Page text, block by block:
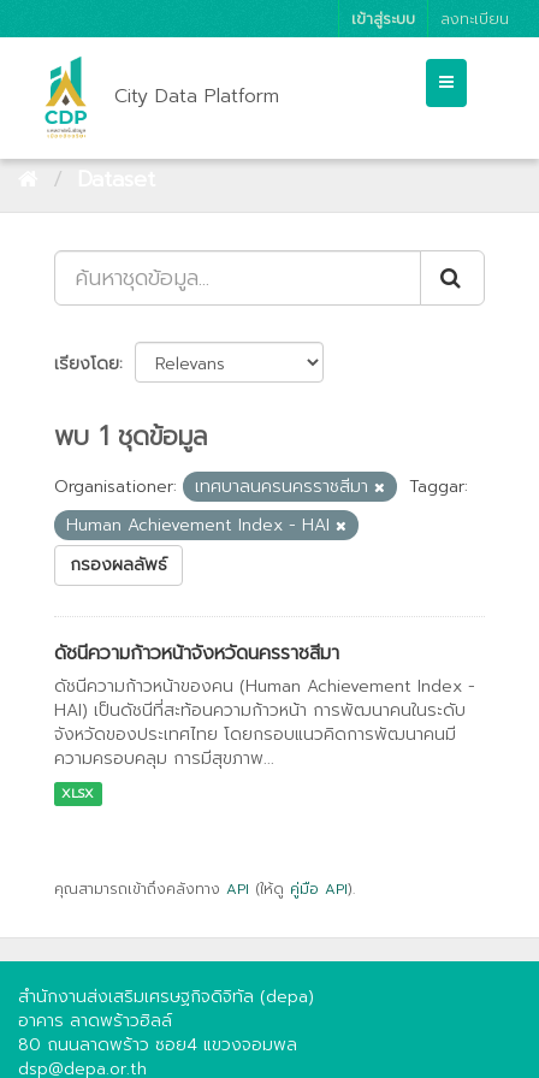
เข้าสู่ระบบ ลงทะเบียน
City Data Platform
เรียงโดย
พบ 1 ชุดข้อมูล
Organisationer: เทศบาลนครนครราชสีมา
Taggar:
Human Achievement Index - HAI
กรองผลลัพธ์
ดัชนีความก้าวหน้าจังหวัดนครราชสีมา
ดัชนีความก้าวหน้าของคน (Human Achievement Index -
HAI) เป็นดัชนีที่สะท้อนความก้าวหน้า การพัฒนาคนในระดับ
จังหวัดของประเทศไทย โดยกรอบแนวคิดการพัฒนาคนมี
ความครอบคลุม การมีสุขภาพ...
XLSX
คุณสามารถเข้าถึงคลังทาง API (ให้ดู คู่มือ API).
สำนักงานส่งเสริมเศรษฐกิจดิจิทัล (depa)
อาคาร ลาดพร้าวฮิลล์
80 ถนนลาดพร้าว ซอย4 แขวงจอมพล
dsp@depa.or.th